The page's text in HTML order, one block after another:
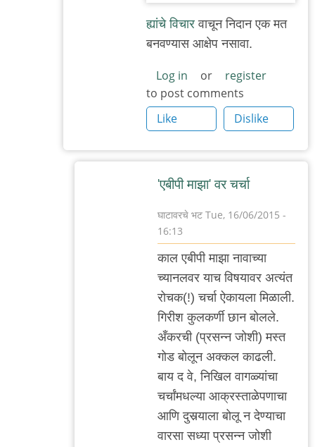
होता.
अजो१२३
ह्यांचे विचार वाचून निदान एक मत
बनवण्यास आक्षेप नसावा.
Log in or
register
to post comments
Like
Dislike
'एबीपी माझा' वर चर्चा
घाटावरचे भट Tue, 16/06/2015 -
16:13
In
to
सहमत
by
मी
काल एबीपी माझा नावाच्या
च्यानलवर याच विषयावर अत्यंत
रोचक(!) चर्चा ऐकायला मिळाली.
गिरीश कुलकर्णी छान बोलले.
अँकरची (प्रसन्न जोशी) मस्त
गोड बोलून अक्कल काढली.
बाय द वे, निखिल वागळ्यांचा
चर्चांमधल्या आक्रस्ताळेपणाचा
आणि दुसर्‍याला बोलू न देण्याचा
वारसा सध्या प्रसन्न जोशी